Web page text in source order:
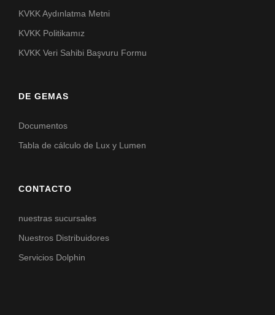
KVKK Aydınlatma Metni
KVKK Politikamız
KVKK Veri Sahibi Başvuru Formu
DE GEMAS
Documentos
Tabla de cálculo de Lux y Lumen
CONTACTO
nuestras sucursales
Nuestros Distribuidores
Servicios Dolphin